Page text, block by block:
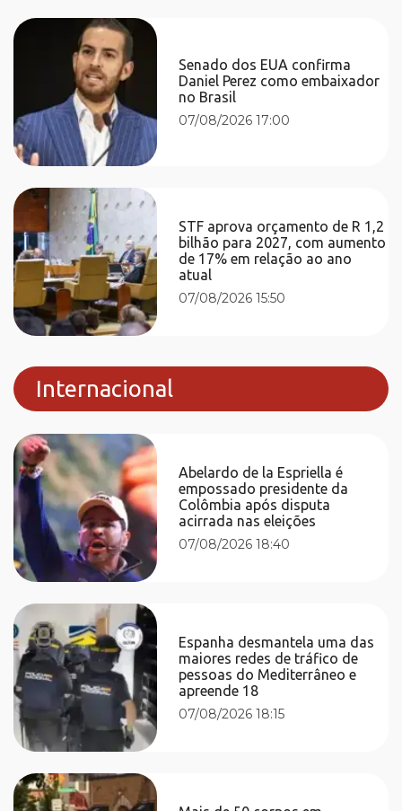
Senado dos EUA confirma
Daniel Perez como embaixador
no Brasil
07/08/2026 17:00
STF aprova orçamento de R 1,2
bilhão para 2027, com aumento
de 17% em relação ao ano
atual
07/08/2026 15:50
Internacional
Abelardo de la Espriella é
empossado presidente da
Colômbia após disputa
acirrada nas eleições
07/08/2026 18:40
Espanha desmantela uma das
maiores redes de tráfico de
pessoas do Mediterrâneo e
apreende 18
07/08/2026 18:15